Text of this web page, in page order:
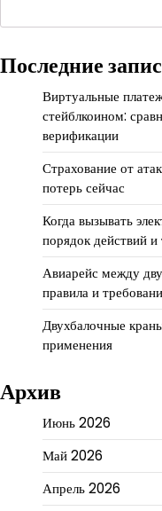
Последние
Виртуальные
стейблкоином:
верификации
Страхование от
потерь сейчас
Когда вызывать
порядок действий и
Авиарейс между
правила и
Двухбалочные
применения
Архив
Июнь 2026
Май 2026
Апрель 2026